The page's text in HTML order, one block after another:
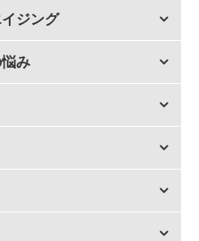
ジング
み